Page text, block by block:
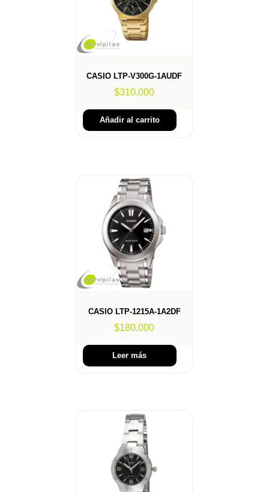
CASIO LTP-V300G-1AUDF
$310.000
Añadir al carrito
CASIO LTP-1215A-1A2DF
$180.000
Leer más